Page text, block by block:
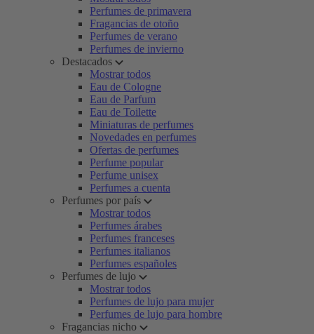
Perfumes de primavera
Fragancias de otoño
Perfumes de verano
Perfumes de invierno
Destacados
Mostrar todos
Eau de Cologne
Eau de Parfum
Eau de Toilette
Miniaturas de perfumes
Novedades en perfumes
Ofertas de perfumes
Perfume popular
Perfume unisex
Perfumes a cuenta
Perfumes por país
Mostrar todos
Perfumes árabes
Perfumes franceses
Perfumes italianos
Perfumes españoles
Perfumes de lujo
Mostrar todos
Perfumes de lujo para mujer
Perfumes de lujo para hombre
Fragancias nicho